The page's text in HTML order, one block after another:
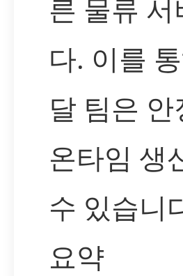
른 물류
다. 이를
달 팀은
온타임 생
수 있습니
요약